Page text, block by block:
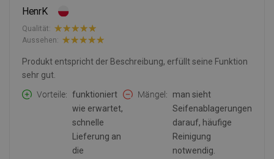
HenrK
Qualität:
Aussehen:
Produkt entspricht der Beschreibung, erfüllt seine Funktion
sehr gut.
Vorteile
funktioniert
wie erwartet,
schnelle
Lieferung an
die
Mängel
man sieht
Seifenablagerungen
darauf, häufige
Reinigung
notwendig.